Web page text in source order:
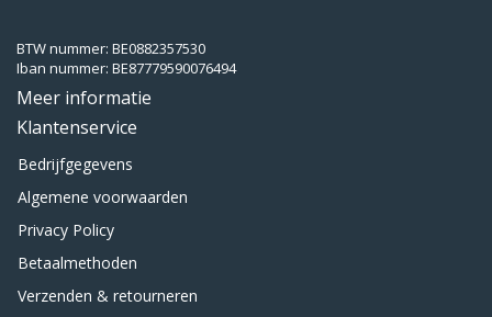
BTW nummer: BE0882357530
Iban nummer: BE87779590076494
Meer informatie
Klantenservice
Bedrijfgegevens
Algemene voorwaarden
Privacy Policy
Betaalmethoden
Verzenden & retourneren